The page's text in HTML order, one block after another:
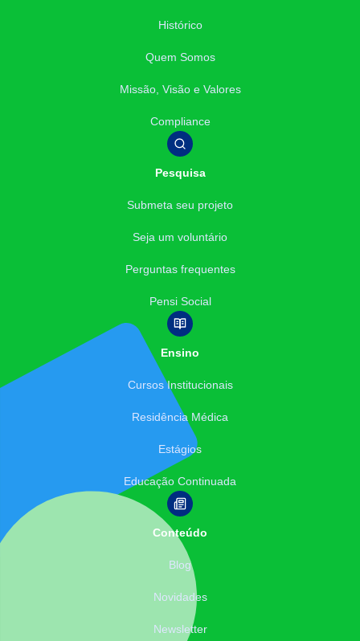
Histórico
Quem Somos
Missão, Visão e Valores
Compliance
Pesquisa
Submeta seu projeto
Seja um voluntário
Perguntas frequentes
Pensi Social
Ensino
Cursos Institucionais
Residência Médica
Estágios
Educação Continuada
Conteúdo
Blog
Novidades
Newsletter